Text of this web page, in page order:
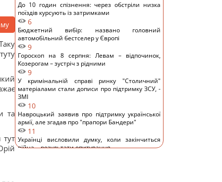
та
До 10 годин спізнення: через обстріли низка
поїздів курсують із затримками
6
Бюджетний вибір: названо головний
автомобільний бестселер у Європі
9
Гороскоп на 8 серпня: Левам – відпочинок,
Козерогам – зустріч з рідними
9
У кримінальній справі ринку "Столичний"
матеріалами стали дописи про підтримку ЗСУ, -
ЗМІ
10
Навроцький заявив про підтримку української
армії, але згадав про "прапори Бандери"
11
Українці висловили думку, коли закінчиться
війна, - результати опитування